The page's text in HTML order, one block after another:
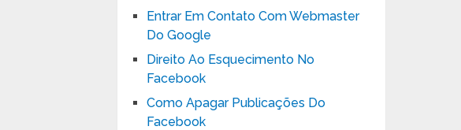
Entrar Em Contato Com Webmaster
Do Google
Direito Ao Esquecimento No
Facebook
Como Apagar Publicações Do
Facebook